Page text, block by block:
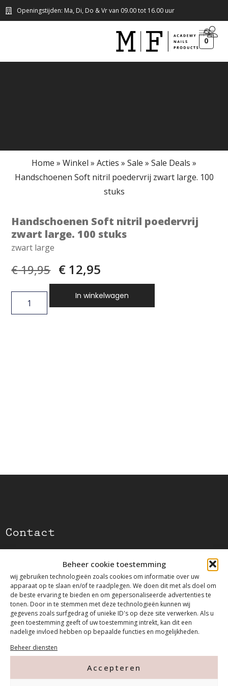
Beheer cookie toestemming
wij gebruiken technologieën zoals cookies om informatie over uw
apparaat op te slaan en/of te raadplegen. We doen dit met als doel om
de beste ervaring te bieden en om gepersonaliseerde advertenties te
tonen. Door in te stemmen met deze technologieën kunnen wij
gegevens zoals surfgedrag of unieke ID's op deze site verwerken. Als u
geen toestemming geeft of uw toestemming intrekt, kan dit een
nadelige invloed hebben op bepaalde functies en mogelijkheden.
Beheer diensten
Accepteren
Openingstijden: Ma, Di, Do & Vr van 09.00 tot 16.00 uur
0
Home » Winkel » Acties » Sale » Sale Deals »
Handschoenen Soft nitril poedervrij zwart large. 100
stuks
Handschoenen Soft nitril poedervrij
zwart large. 100 stuks
zwart large
€19,95 € 12,95
In winkelwagen
Contact
Tanthofdreef 7 2623 EW Delft
015-2120822
info@mfacademy.nl